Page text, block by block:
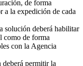
de forma
a la expedición de cada
solución deberá habilitar
como de forma
con la Agencia
deberá permitir la